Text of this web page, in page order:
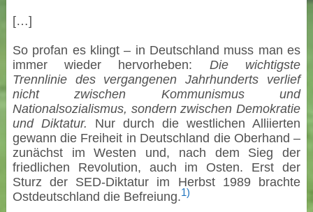
[…]
So profan es klingt – in Deutschland muss man es
immer wieder hervorheben: Die wichtigste
Trennlinie des vergangenen Jahrhunderts verlief
nicht zwischen Kommunismus und
Nationalsozialismus, sondern zwischen Demokratie
und Diktatur. Nur durch die westlichen Alliierten
gewann die Freiheit in Deutschland die Oberhand –
zunächst im Westen und, nach dem Sieg der
friedlichen Revolution, auch im Osten. Erst der
Sturz der SED-Diktatur im Herbst 1989 brachte
Ostdeutschland die Befreiung.1)